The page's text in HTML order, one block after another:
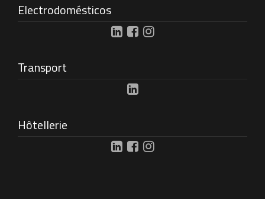
Electrodomésticos
Transport
Hôtellerie